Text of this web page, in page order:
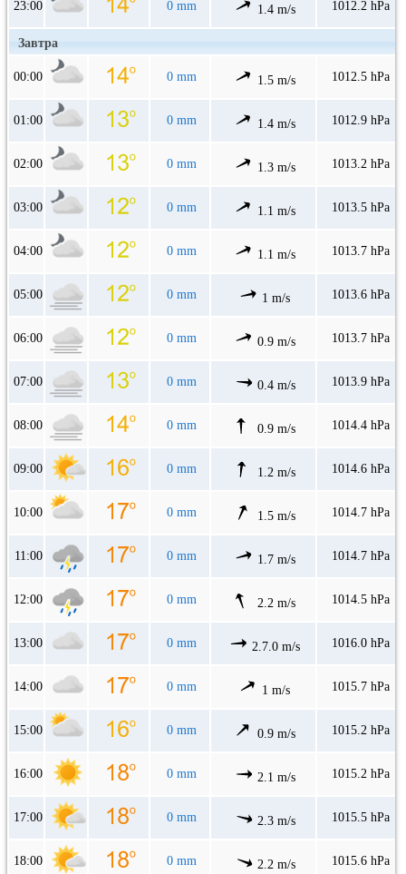
23:00 0 mm 1.4 m/s 1012.2 hPa
Завтра
00:00 0 mm 1.5 m/s 1012.5 hPa
01:00 0 mm 1.4 m/s 1012.9 hPa
02:00 0 mm 1.3 m/s 1013.2 hPa
03:00 0 mm 1.1 m/s 1013.5 hPa
04:00 0 mm 1.1 m/s 1013.7 hPa
05:00 0 mm 1 m/s 1013.6 hPa
06:00 0 mm 0.9 m/s 1013.7 hPa
07:00 0 mm 0.4 m/s 1013.9 hPa
08:00 0 mm 0.9 m/s 1014.4 hPa
09:00 0 mm 1.2 m/s 1014.6 hPa
10:00 0 mm 1.5 m/s 1014.7 hPa
11:00 0 mm 1.7 m/s 1014.7 hPa
12:00 0 mm 2.2 m/s 1014.5 hPa
13:00 0 mm 2.7.0 m/s 1016.0 hPa
14:00 0 mm 1 m/s 1015.7 hPa
15:00 0 mm 0.9 m/s 1015.2 hPa
16:00 0 mm 2.1 m/s 1015.2 hPa
17:00 0 mm 2.3 m/s 1015.5 hPa
18:00 0 mm 2.2 m/s 1015.6 hPa